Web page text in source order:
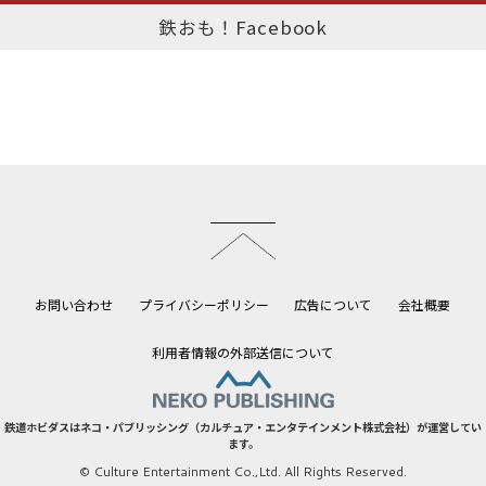
鉄おも！Facebook
お問い合わせ プライバシーポリシー 広告について 会社概要
利用者情報の外部送信について
鉄道ホビダスはネコ・パブリッシング（カルチュア・エンタテインメント株式会社）が運営してい
ます。
© Culture Entertainment Co.,Ltd. All Rights Reserved.